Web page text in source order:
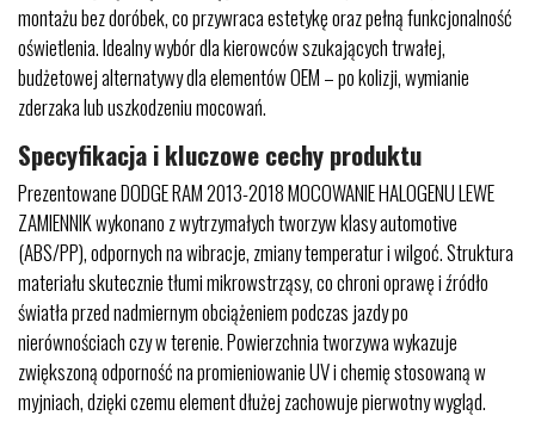
montażu bez doróbek, co przywraca estetykę oraz pełną funkcjonalność
oświetlenia. Idealny wybór dla kierowców szukających trwałej,
budżetowej alternatywy dla elementów OEM – po kolizji, wymianie
zderzaka lub uszkodzeniu mocowań.
Specyfikacja i kluczowe cechy produktu
Prezentowane DODGE RAM 2013-2018 MOCOWANIE HALOGENU LEWE
ZAMIENNIK wykonano z wytrzymałych tworzyw klasy automotive
(ABS/PP), odpornych na wibracje, zmiany temperatur i wilgoć. Struktura
materiału skutecznie tłumi mikrowstrząsy, co chroni oprawę i źródło
światła przed nadmiernym obciążeniem podczas jazdy po
nierównościach czy w terenie. Powierzchnia tworzywa wykazuje
zwiększoną odporność na promieniowanie UV i chemię stosowaną w
myjniach, dzięki czemu element dłużej zachowuje pierwotny wygląd.